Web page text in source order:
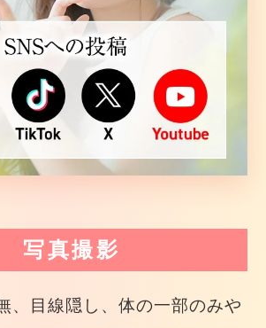
写真撮影
、目線隠し、体の一部のみや